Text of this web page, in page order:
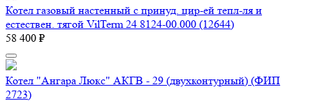
Котел газовый настенный с принуд. цир-ей тепл-ля и
естествен. тягой VilTerm 24 8124-00.000 (12644)
58 400 ₽
Котел "Ангара Люкс" АКГВ - 29 (двухконтурный) (ФИП
2723)